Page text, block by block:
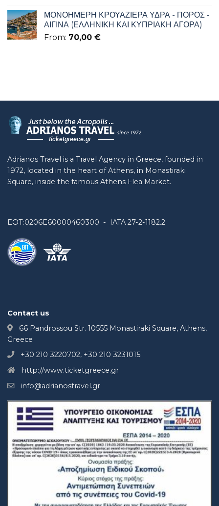
ΜΟΝΟΗΜΕΡΗ ΚΡΟΥΑΖΙΕΡΑ ΥΔΡΑ - ΠΟΡΟΣ -
ΑΙΓΙΝΑ (ΕΛΛΗΝΙΚΗ ΚΑΙ ΚΥΠΡΙΑΚΗ ΑΓΟΡΑ)
From: 70,00 €
Adrianos Travel is a Travel Agency in Greece, founded in
1972, located in the heart of Athens, in Monastiraki
Square, inside the famous Athens Flea Market.
EOT:0206E60000460300 - IATA 27-2-1182.2
Contact us
66 Pandrossou Str. 10555 Monastiraki Square, Athens,
Greece
+30 210 3220702, +30 210 3231015
http://www.ticketgreece.gr
info@adrianostravel.gr